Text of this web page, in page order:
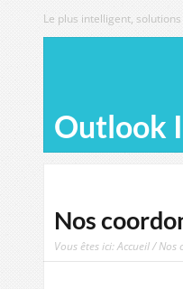
Le plus intelligent,
Outlook
Nos
Vous êtes ici:Accueil/ Nos